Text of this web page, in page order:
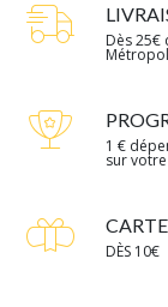
Dès 25€
1 €
sur
DÈS 10€